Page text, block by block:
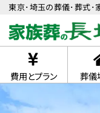
東京･埼玉の葬儀･葬式･
費用とプラン 葬儀